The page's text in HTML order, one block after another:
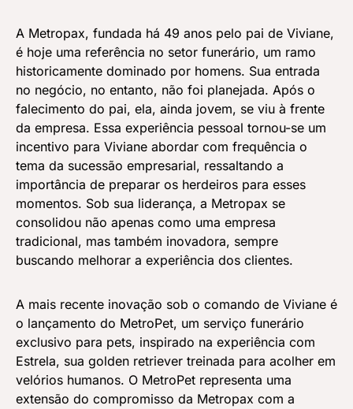
A Metropax, fundada há 49 anos pelo pai de Viviane,
é hoje uma referência no setor funerário, um ramo
historicamente dominado por homens. Sua entrada
no negócio, no entanto, não foi planejada. Após o
falecimento do pai, ela, ainda jovem, se viu à frente
da empresa. Essa experiência pessoal tornou-se um
incentivo para Viviane abordar com frequência o
tema da sucessão empresarial, ressaltando a
importância de preparar os herdeiros para esses
momentos. Sob sua liderança, a Metropax se
consolidou não apenas como uma empresa
tradicional, mas também inovadora, sempre
buscando melhorar a experiência dos clientes.
A mais recente inovação sob o comando de Viviane é
o lançamento do MetroPet, um serviço funerário
exclusivo para pets, inspirado na experiência com
Estrela, sua golden retriever treinada para acolher em
velórios humanos. O MetroPet representa uma
extensão do compromisso da Metropax com a